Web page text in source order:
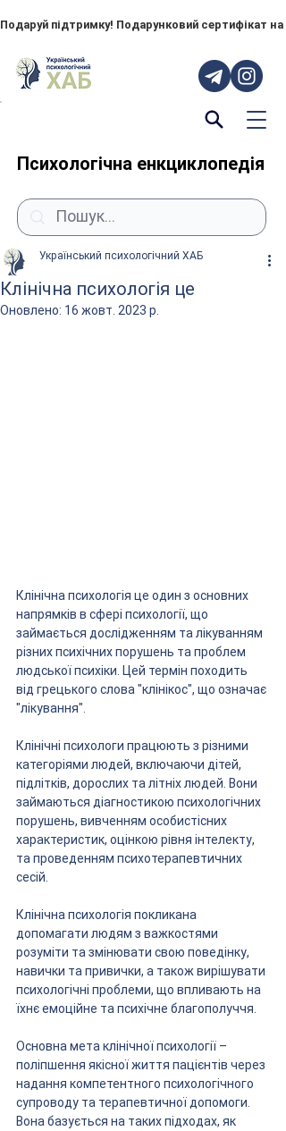
Подаруй підтримку! Подарунковий сертифікат
Психологічна енкциклопедія
Клінічна психологія це
Український психологічний ХАБ
Оновлено: 16 жовт. 2023 р.
Клінічна психологія це один з основних
напрямків в сфері психології, що
займається дослідженням та лікуванням
різних психічних порушень та проблем
людської психіки. Цей термін походить
від грецького слова "клінікос", що означає
"лікування".
Клінічні психологи працюють з різними
категоріями людей, включаючи дітей,
підлітків, дорослих та літніх людей. Вони
займаються діагностикою психологічних
порушень, вивченням особистісних
характеристик, оцінкою рівня інтелекту,
та проведенням психотерапевтичних
сесій.
Клінічна психологія покликана
допомагати людям з важкостями
розуміти та змінювати свою поведінку,
навички та привички, а також вирішувати
психологічні проблеми, що впливають на
їхнє емоційне та психічне благополуччя.
Основна мета клінічної психології –
поліпшення якісної життя пацієнтів через
надання компетентного психологічного
супроводу та терапевтичної допомоги.
Вона базується на таких підходах, як